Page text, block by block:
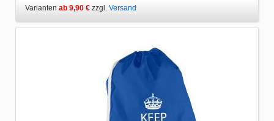
Varianten ab 9,90 € zzgl. Versand